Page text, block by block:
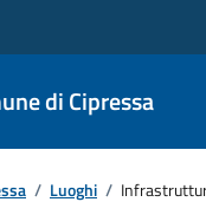
di Cipressa
/ Luoghi /